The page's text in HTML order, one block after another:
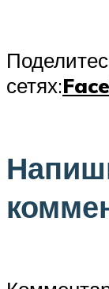
сетях: